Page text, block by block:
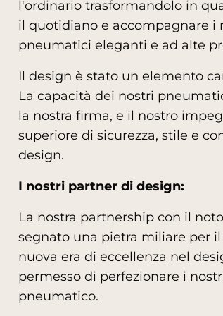
l'ordinario trasformandolo in
il quotidiano e accompagnare i
pneumatici eleganti e ad alte
Il design è stato un elemento
La capacità dei nostri
la nostra firma, e il nostro
superiore di sicurezza, stile e
design.
I nostri partner di design:
La nostra partnership con il
segnato una pietra miliare per
nuova era di eccellenza nel
permesso di perfezionare i
pneumatico.